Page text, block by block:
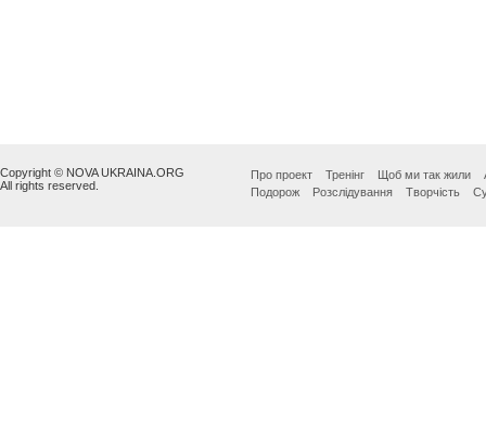
Copyright © NOVA UKRAINA.ORG
All rights reserved.
Про проект Тренінг Щоб ми так жили
Подорож
Розслідування Творчість